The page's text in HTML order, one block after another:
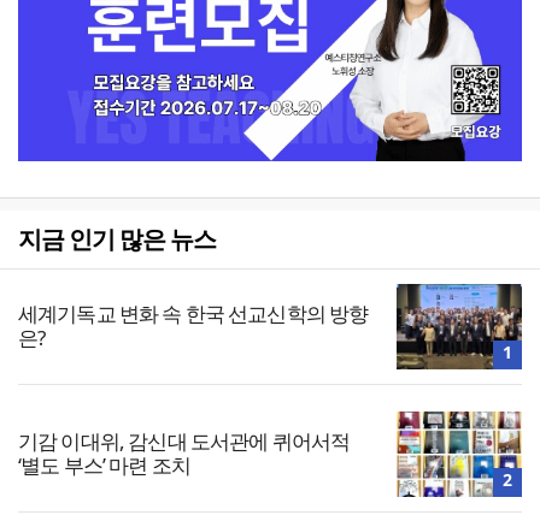
지금 인기 많은 뉴스
세계기독교 변화 속 한국 선교신학의 방향
은?
1
기감 이대위, 감신대 도서관에 퀴어서적
‘별도 부스’ 마련 조치
2